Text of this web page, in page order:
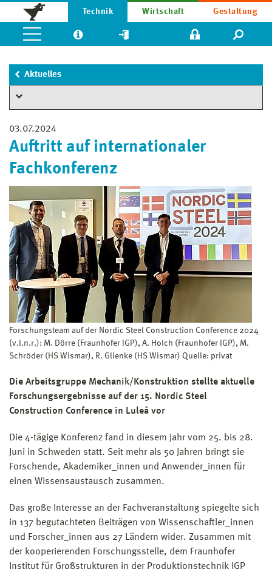
Technik Wirtschaft Gestaltung
Aktuelles
03.07.2024
Auftritt auf internationaler
Fachkonferenz
Forschungsteam auf der Nordic Steel Construction Conference 2024
(v.l.n.r.): M. Dörre (Fraunhofer IGP), A. Holch (Fraunhofer IGP), M.
Schröder (HS Wismar), R. Glienke (HS Wismar) Quelle: privat
Die Arbeitsgruppe Mechanik/Konstruktion stellte aktuelle
Forschungsergebnisse auf der 15. Nordic Steel
Construction Conference in Luleå vor
Die 4-tägige Konferenz fand in diesem Jahr vom 25. bis 28.
Juni in Schweden statt. Seit mehr als 50 Jahren bringt sie
Forschende, Akademiker_innen und Anwender_innen für
einen Wissensaustausch zusammen.
Das große Interesse an der Fachveranstaltung spiegelte sich
in 137 begutachteten Beiträgen von Wissenschaftler_innen
und Forscher_innen aus 27 Ländern wider. Zusammen mit
der kooperierenden Forschungsstelle, dem Fraunhofer
Institut für Großstrukturen in der Produktionstechnik IGP